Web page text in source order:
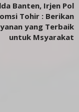
Banten, Irjen Pol
Tohir : Berikan
yang Terbaik
untuk Msyarakat